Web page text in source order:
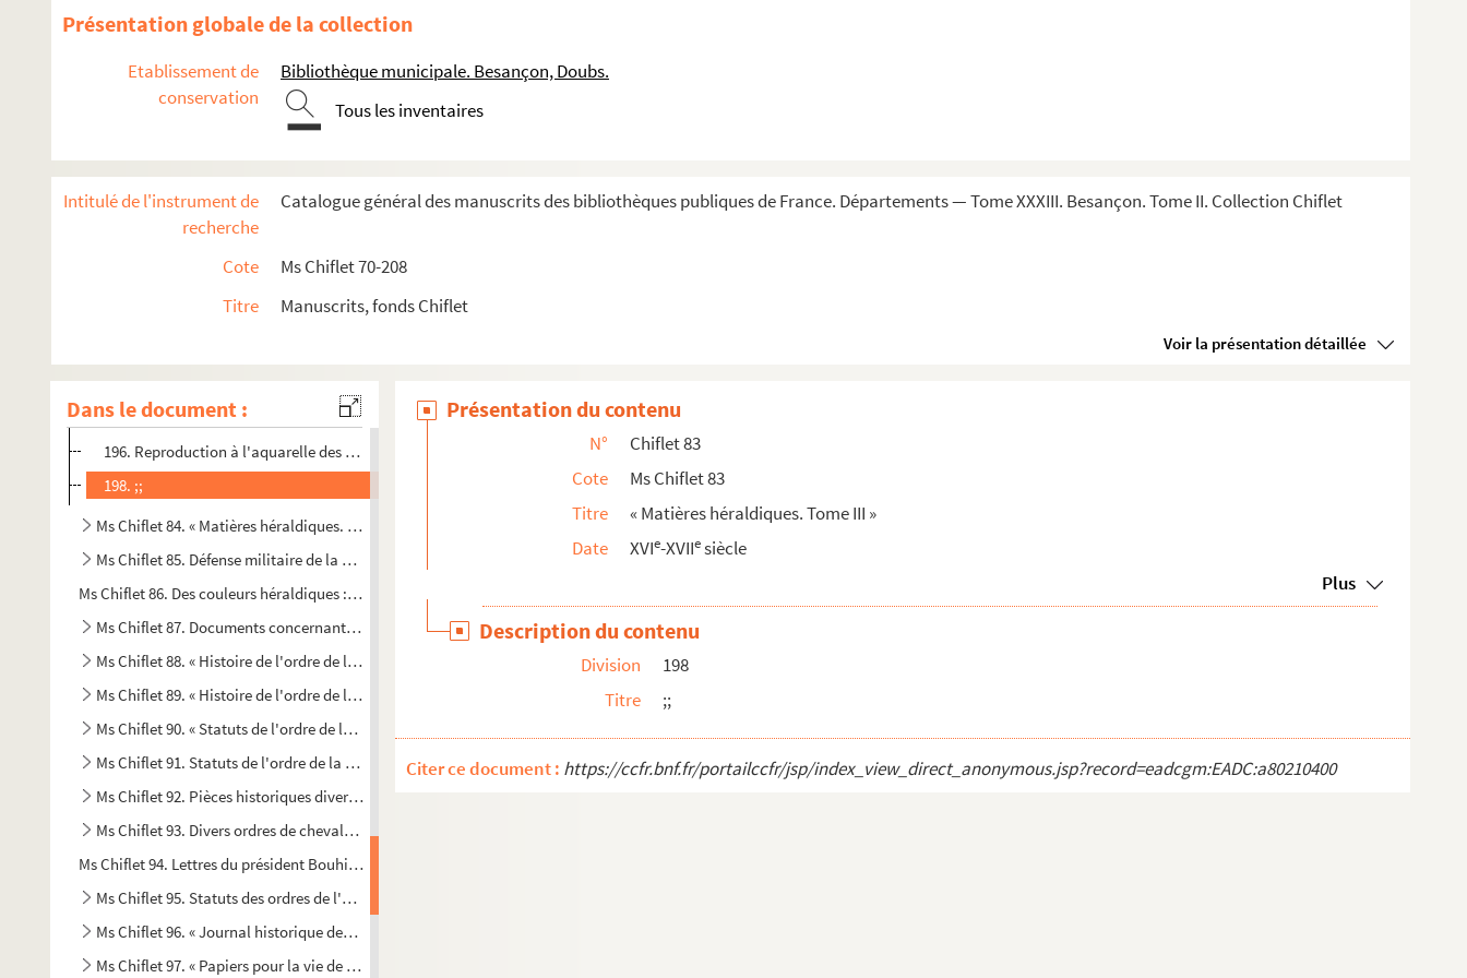
Présentation globale de la collection
Etablissement de
conservation
Bibliothèque municipale. Besançon, Doubs.
Tous les inventaires
Intitulé de l'instrument de
recherche
Catalogue général des manuscrits des bibliothèques publiques de France. Départements — Tome XXXIII. Besançon. Tome II. Collection Chiflet
Cote
Ms Chiflet 70-208
Titre
Manuscrits, fonds Chiflet
Voir la présentation détaillée
Dans le document :
179 v°. Grand sceau de majesté de l'empereur Frédéric IV : face et revers (1486). Deux dessins imitant le ca...
181 v°. ;;
184. ;;
186. ;;
193. ;;
193 v°. ;;
196. Reproduction à l'aquarelle des douze pairs de France, six ecclésiastiques et six laïques, d'après un...
198. ;;
Ms Chiflet 84. « Matières héraldiques. Tome IV »
Ms Chiflet 85. Défense militaire de la Franche-Comté et rivalité de Besançon avec Dole, pendant les dernières année...
Ms Chiflet 86. Des couleurs héraldiques : notes de Jean-Jacques Chiflet
Ms Chiflet 87. Documents concernant l'histoire et le fonctionnement de l'ordre de la Toison d'or : recueil formé pa...
Ms Chiflet 88. « Histoire de l'ordre de la Toison d'or », par Jules Chiflet, chancelier de cette institution. Premi...
Ms Chiflet 89. « Histoire de l'ordre de la Toison d'or... », par Jules Chiflet, chancelier de cette institution. De...
Ms Chiflet 90. « Statuts de l'ordre de la Toison d'or, et leur commentaire suyvant », par Jules Chiflet, chancelier...
Ms Chiflet 91. Statuts de l'ordre de la Toison d'or
Ms Chiflet 92. Pièces historiques diverses
Ms Chiflet 93. Divers ordres de chevalerie. — Noblesse et armée aux Pays-Bas. — Chapelle de la cour de Bruxelles
Ms Chiflet 94. Lettres du président Bouhier, de Dijon, à François-Xavier Chiflet, conseiller au parlement de Besanç...
Ms Chiflet 95. Statuts des ordres de l'Annonciade de Savoie, de l'ordre Teutonique de Jérusalem, de la Jarretière d...
Ms Chiflet 96. « Journal historique des choses mémorables arrivées en la cour des Païs-Bas depuis l'an 1559 jusques...
Ms Chiflet 97. « Papiers pour la vie de l'infante Isabelle »
Présentation du contenu
N°
Chiflet 83
Cote
Ms Chiflet 83
Titre
« Matières héraldiques. Tome III »
Date
XVIe-XVIIesiècle
Plus
Description du contenu
Division
198
Titre
;;
Citer ce document : https://ccfr.bnf.fr/portailccfr/jsp/index_view_direct_anonymous.jsp?record=eadcgm:EADC:a80210400